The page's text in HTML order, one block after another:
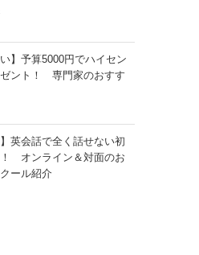
い】予算5000円でハイセン
ゼント！ 専門家のおすす
】英会話で全く話せない初
オンライン＆対面のお
ール紹介